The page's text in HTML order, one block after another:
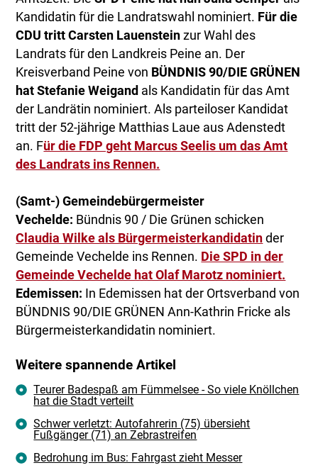
Kandidatin für die Landratswahl nominiert. Für die
CDU tritt Carsten Lauenstein zur Wahl des
Landrats für den Landkreis Peine an. Der
Kreisverband Peine von BÜNDNIS 90/DIE GRÜNEN
hat Stefanie Weigand als Kandidatin für das Amt
der Landrätin nominiert. Als parteiloser Kandidat
tritt der 52-jährige Matthias Laue aus Adenstedt
an. Für die FDP geht Marcus Seelis um das Amt
des Landrats ins Rennen.
(Samt-) Gemeindebürgermeister
Vechelde: Bündnis 90 / Die Grünen schicken
Claudia Wilke als Bürgermeisterkandidatin der
Gemeinde Vechelde ins Rennen. Die SPD in der
Gemeinde Vechelde hat Olaf Marotz nominiert.
Edemissen: In Edemissen hat der Ortsverband von
BÜNDNIS 90/DIE GRÜNEN Ann-Kathrin Fricke als
Bürgermeisterkandidatin nominiert.
Weitere spannende Artikel
Teurer Badespaß am Fümmelsee - So viele Knöllchen
hat die Stadt verteilt
Schwer verletzt: Autofahrerin (75) übersieht
Fußgänger (71) an Zebrastreifen
Bedrohung im Bus: Fahrgast zieht Messer